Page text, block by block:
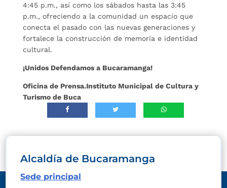
4:45 p.m., así como los sábados hasta las 3:45
p.m., ofreciendo a la comunidad un espacio que
conecta el pasado con las nuevas generaciones y
fortalece la construcción de memoria e identidad
cultural.
¡Unidos Defendamos a Bucaramanga!
Oficina de Prensa.Instituto Municipal de Cultura y
Turismo de Buca
Alcaldía de Bucaramanga
Sede principal